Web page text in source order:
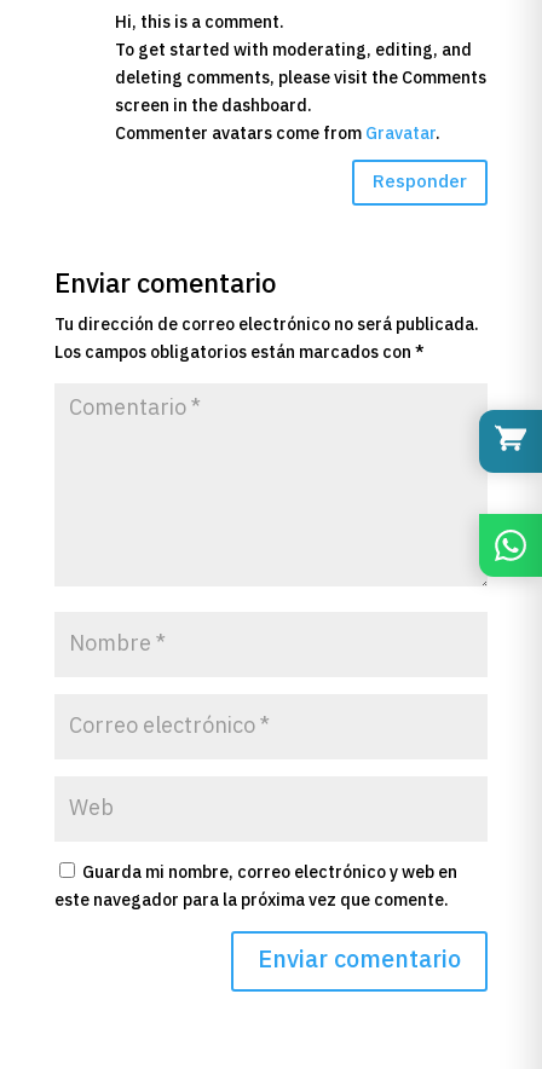
Hi, this is a comment.
To get started with moderating, editing, and
deleting comments, please visit the Comments
screen in the dashboard.
Commenter avatars come fromGravatar.
Responder
Enviar comentario
Tu dirección de correo electrónico no será publicada.
Los campos obligatorios están marcados con*
Guarda mi nombre, correo electrónico y web en
este navegador para la próxima vez que comente.